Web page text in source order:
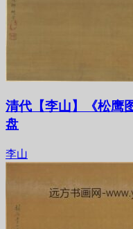
清代【李山】《松鹰
盘
李山